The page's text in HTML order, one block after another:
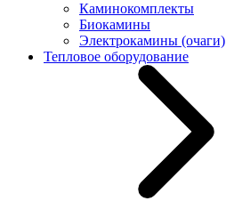
Каминокомплекты
Биокамины
Электрокамины (очаги)
Тепловое оборудование